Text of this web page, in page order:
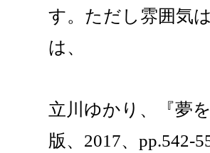
す。ただし雰囲気
は、
立川ゆかり、『夢
版、2017、pp.542-